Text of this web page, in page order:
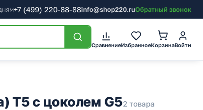
+7 (499) 220-88-88info@shop220.ruОбратный звонок
СравнениеИзбранноеКорзинаВойти
T5 с цоколем G52 товара